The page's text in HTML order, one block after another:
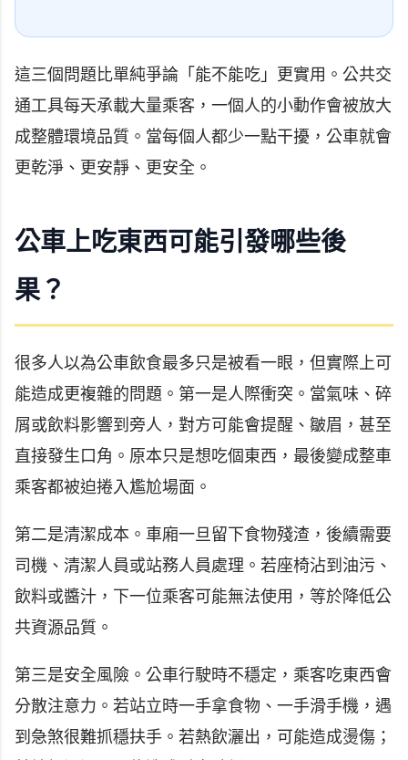
這三個問題比單純爭論「能不能吃」更實用。公共交
通工具每天承載大量乘客，一個人的小動作會被放大
成整體環境品質。當每個人都少一點干擾，公車就會
更乾淨、更安靜、更安全。
公車上吃東西可能引發哪些後
果？
很多人以為公車飲食最多只是被看一眼，但實際上可
能造成更複雜的問題。第一是人際衝突。當氣味、碎
屑或飲料影響到旁人，對方可能會提醒、皺眉，甚至
直接發生口角。原本只是想吃個東西，最後變成整車
乘客都被迫捲入尷尬場面。
第二是清潔成本。車廂一旦留下食物殘渣，後續需要
司機、清潔人員或站務人員處理。若座椅沾到油污、
飲料或醬汁，下一位乘客可能無法使用，等於降低公
共資源品質。
第三是安全風險。公車行駛時不穩定，乘客吃東西會
分散注意力。若站立時一手拿食物、一手滑手機，遇
到急煞很難抓穩扶手。若熱飲灑出，可能造成燙傷；